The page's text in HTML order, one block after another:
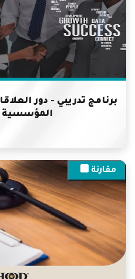
برنامج تدريبي - دور
المؤسسية
مقارنة